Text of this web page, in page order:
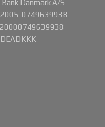
Danmark A/S
2005-0749639938